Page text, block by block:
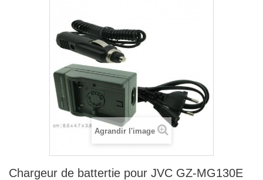
Agrandir l'image
Chargeur de battertie pour JVC GZ-MG130E